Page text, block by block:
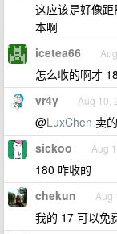
这应该是好像
本啊
icetea66
怎么收的啊才
vr4y Aug 10,
@LuxChen 卖
sickoo Aug
180 咋收的
chekun Aug
我的 17 可以免